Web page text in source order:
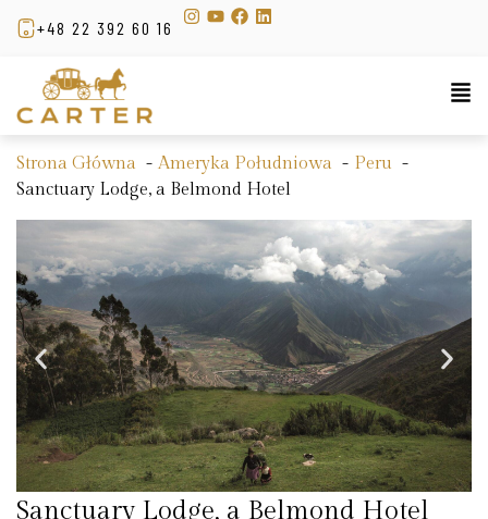
+48 22 392 60 16
Strona Główna Ameryka Południowa
Peru
Sanctuary Lodge, a Belmond Hotel
Sanctuary Lodge, a Belmond Hotel